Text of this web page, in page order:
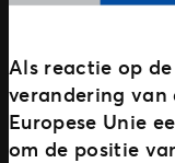
Als reactie op
verandering
Europese Unie
om de positie